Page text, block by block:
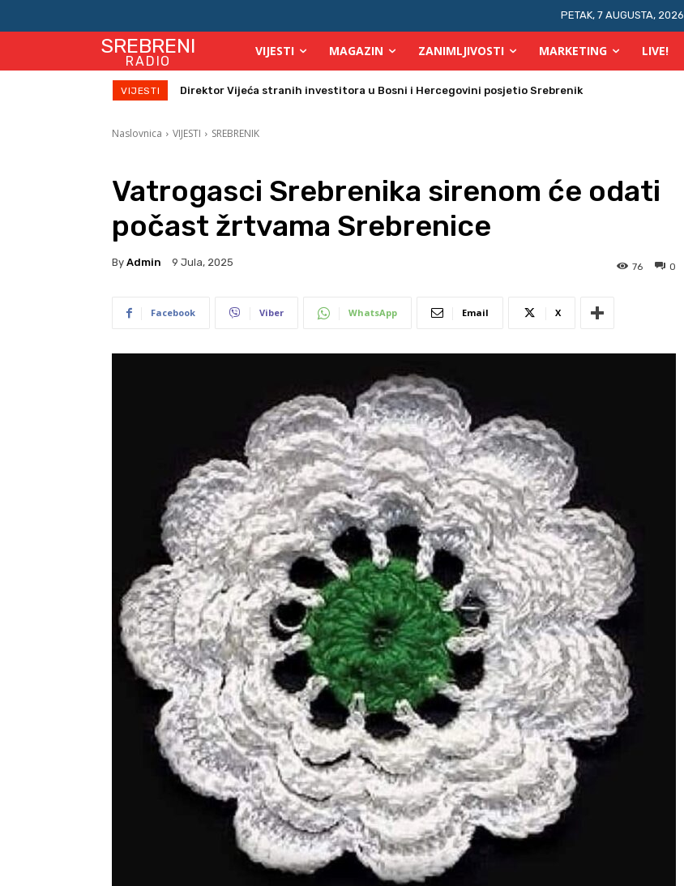
PETAK, 7 AUGUSTA, 2026
SREBRENI
RADIO
VIJESTI MAGAZIN ZANIMLJIVOSTI MARKETING LIVE!
VIJESTI Zbog velikih vrućina povećan broj požara u TK
Naslovnica VIJESTI SREBRENIK
Vatrogasci Srebrenika sirenom će odati
počast žrtvama Srebrenice
By Admin 9 Jula, 2025 0
76
Facebook Viber WhatsApp Email X